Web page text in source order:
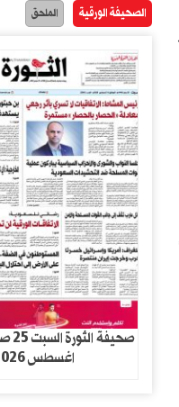
الصحيفة الورقية الملحق
اغسطس 2026